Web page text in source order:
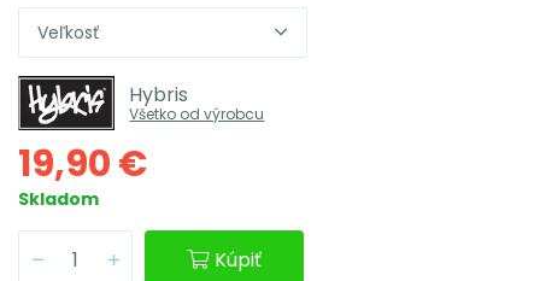
Veľkosť
Hybris
Všetko od výrobcu
19,90 €
Skladom
Kúpiť